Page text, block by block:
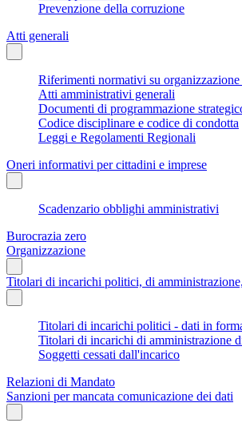
Prevenzione della corruzione
Atti generali
Riferimenti normativi su organizzazione
Atti amministrativi generali
Documenti di programmazione
Codice disciplinare e codice di condotta
Leggi e Regolamenti Regionali
Oneri informativi per cittadini e imprese
Scadenzario obblighi amministrativi
Burocrazia zero
Organizzazione
Titolari di incarichi politici, di
Titolari di incarichi politici - dati in
Titolari di incarichi di amministrazione
Soggetti cessati dall'incarico
Relazioni di Mandato
Sanzioni per mancata comunicazione dei dati